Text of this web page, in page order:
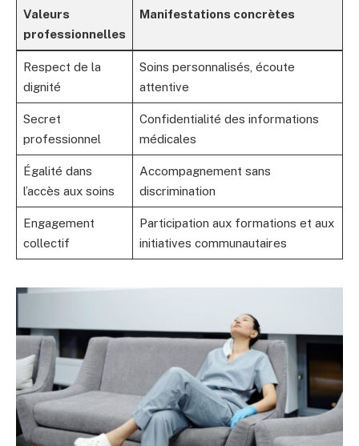
Valeurs
professionnelles
Manifestations concrètes
Respect de la
dignité
Soins personnalisés, écoute
attentive
Secret
professionnel
Confidentialité des informations
médicales
Égalité dans
l’accès aux soins
Accompagnement sans
discrimination
Engagement
collectif
Participation aux formations et aux
initiatives communautaires